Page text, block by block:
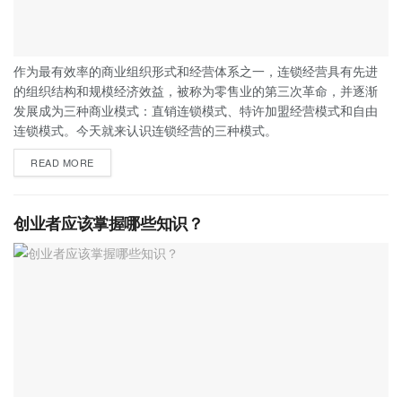
作为最有效率的商业组织形式和经营体系之一，连锁经营具有先进
的组织结构和规模经济效益，被称为零售业的第三次革命，并逐渐
发展成为三种商业模式：直销连锁模式、特许加盟经营模式和自由
连锁模式。今天就来认识连锁经营的三种模式。
READ MORE
创业者应该掌握哪些知识？